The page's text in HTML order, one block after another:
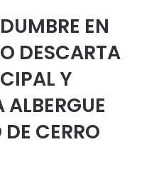
EN
DESCARTA
Y
CERRO